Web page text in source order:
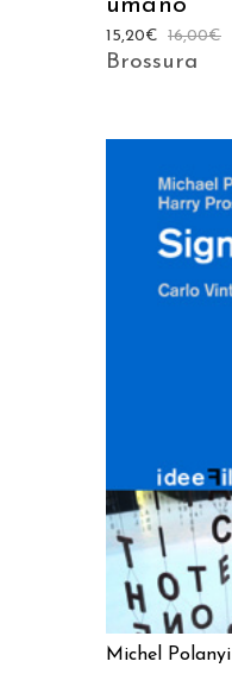
umano
16,00€
15,20€
Brossura
Michel Polanyi